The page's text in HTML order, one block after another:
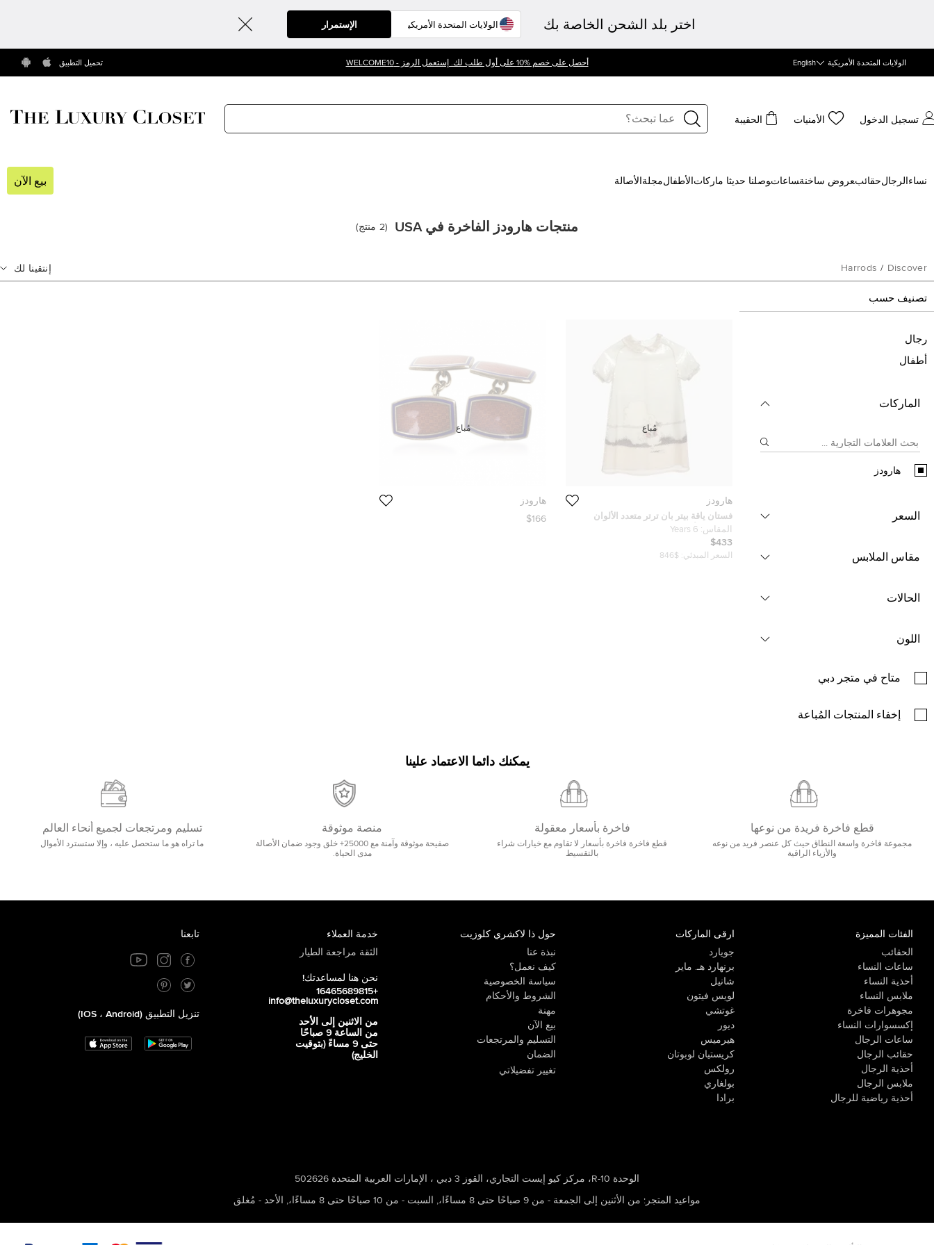
اختر بلد الشحن الخاصة بك الإستمرار
الولايات المتحدة الأمريكية English أحصل على خصم %10 على أول طلب لك. إستعمل الرمز - WELCOME10 تحميل التطبيق
تسجيل الدخول الأمنيات الحقيبة
نساء الرجالحقائب‍عروض ساخنة‍ساعات‍وصلنا حديثا ‍ ماركات الأطفالمجلة الأصالة بيع الآن
منتجات هارودز الفاخرة في USA (
2 منتج)
Discover
/
Harrods إنتقينا لك
تصنيف حسب
رجال
أطفال
الماركات
هارودز
السعر
مقاس الملابس
الحالات
اللون
متاح في متجر دبي
إخفاء المنتجات المُباعة
هارودز
فستان ياقة بيتر بان ترتر متعدد الألوان
قوتشي للأطفال 6 سنوات
المقاس: 6 Years
$433
السعر المبدئي: $846
مُباع
هارودز
$166
مُباع
يمكنك دائما الاعتماد علينا
قطع فاخرة فريدة من نوعها
مجموعة فاخرة واسعة النطاق حيث كل عنصر فريد من نوعه
والأزياء الراقية
فاخرة بأسعار معقولة
قطع فاخرة فاخرة بأسعار لا تقاوم مع خيارات شراء
بالتقسيط
منصة موثوقة
صفيحة موثوقة وآمنة مع 25000+ خلق وجود ضمان الأصالة
مدى الحياة.
تسليم ومرتجعات لجميع أنحاء العالم
ما تراه هو ما ستحصل عليه ، وإلا ستسترد الأموال
الفئات المميزة
الحقائب
ساعات النساء
أحذية النساء
ملابس النساء
مجوهرات فاخرة
إكسسوارات النساء
ساعات الرجال
حقائب الرجال
أحذية الرجال
ملابس الرجال
أحذية رياضية للرجال
ارقى الماركات
جويارد
برنهارد هـ. ماير
شانيل
لويس فيتون
غوتشي
ديور
هيرميس
كريستيان لوبوتان
رولكس
بولغاري
برادا
حول ذا لاكشري كلوزيت
نبذة عنا
كيف نعمل؟
سياسة الخصوصية
الشروط والأحكام
مهنة
بيع الآن
التسليم والمرتجعات
الضمان
تغيير تفضيلاتي
خدمة العملاء
الثقة مراجعة الطيار
نحن هنا لمساعدتك!
+16465689815
info@theluxurycloset.com
من الاثنين إلى الأحد
من الساعة 9 صباحًا
حتى 9 مساءً (بتوقيت
الخليج)
تابعنا
تنزيل التطبيق (iOS ، Android)
الوحدة R-10، مركز كيو إيست التجاري، القوز 3 دبي ، الإمارات العربية المتحدة 502626
مواعيد المتجر : من الأثنين إلى الجمعة - من 9 صباحًا حتى 8 مساءًا، , السبت - من 10 صباحًا حتى 8 مساءًا، , الأحد - مُغلق